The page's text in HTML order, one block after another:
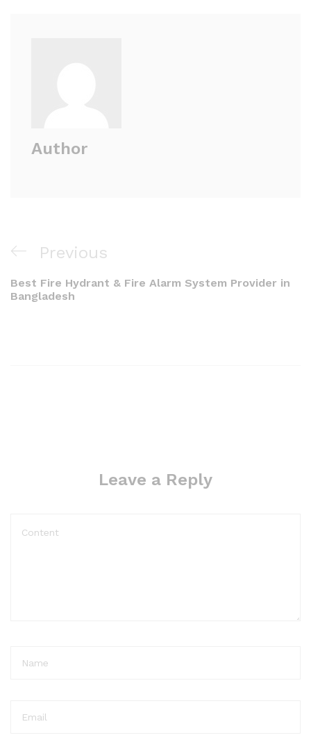
Author
Post
navigation
Previous
Post
Previous
Best Fire Hydrant & Fire Alarm System Provider in
Bangladesh
Leave a Reply